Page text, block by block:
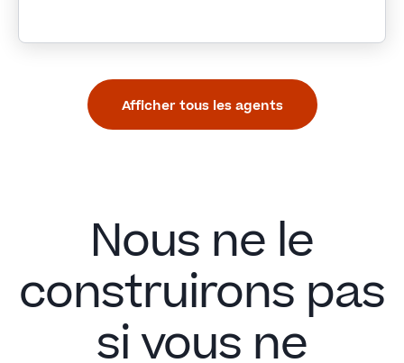
Afficher tous les agents
Nous ne le
construirons pas
si vous ne